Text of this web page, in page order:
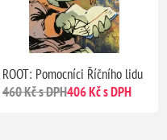
ROOT: Pomocníci Říčního lidu
460 Kč s DPH406 Kč s DPH